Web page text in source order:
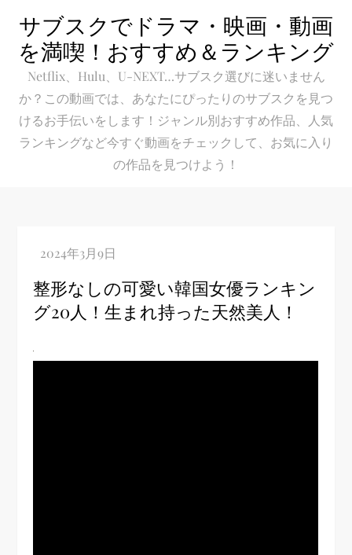
content
サブスクでドラマ・映画・動画
を満喫！おすすめ＆ランキング
Netflix、Hulu、U-NEXT…サブスク選びに迷いません
か？この動画では、あなたにぴったりのサブスクを見つ
けるお手伝いをします！ジャンル別おすすめ作品、人気
ランキングなど今すぐ動画をチェックして、お気に入り
の作品を見つけよう！
整形なしの可愛い韓国女優ランキン
グ20人！生まれ持った天然美人！